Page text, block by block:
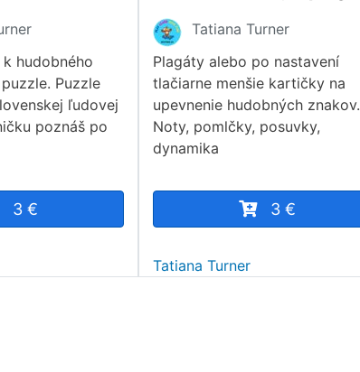
hudobného
Puzzle
ľudovej
poznáš po
3 €
Tatiana Turner
Plagáty alebo po nastavení
tlačiarne menšie kartičky na
upevnenie hudobných znakov.
Noty, pomlčky, posuvky,
dynamika
3 €
Tatiana Turner